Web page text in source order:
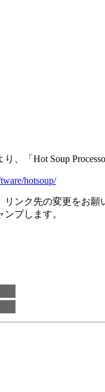
、「Hot Soup
hotsoup/
ンク先の変更をお願
プします。